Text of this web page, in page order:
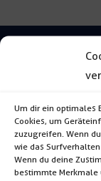
Um dir ein optimales
Cookies, um
zuzugreifen. Wenn
wie das
Wenn du deine
bestimmte Merkmale
Katalog
Katalog
Katalog